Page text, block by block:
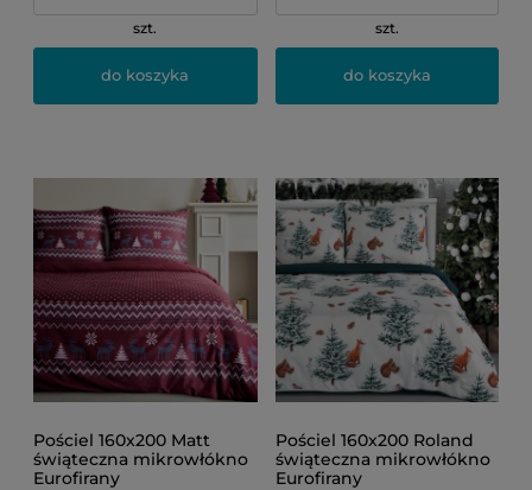
szt.
do koszyka
szt.
do koszyka
Pościel 160x200 Matt
świąteczna mikrowłókno
Eurofirany
Pościel 160x200 Roland
świąteczna mikrowłókno
Eurofirany